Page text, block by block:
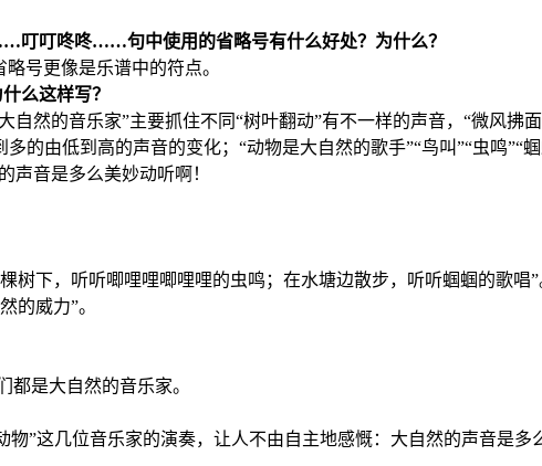
叮叮咚咚……句中使用的省略号有什么好处？为什么？
号更像是乐谱中的符点。
么这样写？
然的音乐家”主要抓住不同“树叶翻动”有不一样的声音，“微风拂
的由低到高的声音的变化；“动物是大自然的歌手”“鸟叫”“虫鸣”“
声音是多么美妙动听啊！
下，听听唧哩哩唧哩哩的虫鸣；在水塘边散步，听听蝈蝈的歌唱”
威力”。
都是大自然的音乐家。
”这几位音乐家的演奏，让人不由自主地感慨：大自然的声音是